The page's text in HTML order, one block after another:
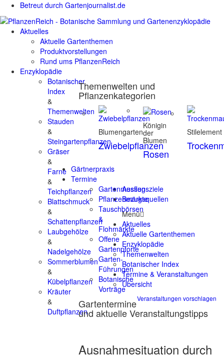
Betreut durch Gartenjournalist.de
Aktuelles
Aktuelle Gartenthemen
Produktvorstellungen
Rund ums PflanzenReich
Enzyklopädie
Botanischer
Index
&
Themenwelten
Stauden
&
Steingartenpflanzen
Gräser
&
Farne
&
Teichpflanzen
Blattschmuck
&
Schattenpflanzen
Laubgehölze
&
Nadelgehölze
Sommerblumen
&
Kübelpflanzen
Kräuter
&
Duftpflanzen
Themenwelten und
Pflanzenkategorien
Blumengarten
Zwiebelpflanzen
Königin
der
Blumen
Rosen
Stilelement
Gärtnerpraxis
Termine
Gartenmessen
Pflanzenmärkte
Tauschbörsen
&
Flohmärkte
Offene
Gartenpforte
Garten-
Führungen
Botanische
Vorträge
Veranstaltungen vorschlagen
Gartentermine
und aktuelle Veranstaltungstipps
Ausnahmesituation durch
Ausflugsziele
Bezugsquellen
Menü
Aktuelles
Aktuelle Gartenthemen
Enzyklopädie
Themenwelten
Botanischer Index
Termine & Veranstaltungen
Übersicht